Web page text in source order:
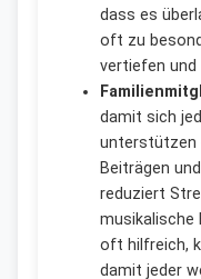
dass es
oft zu
vertiefen und
damit sich
unterstützen
Beiträgen
reduziert
musikalische
oft hilfreich,
damit jeder